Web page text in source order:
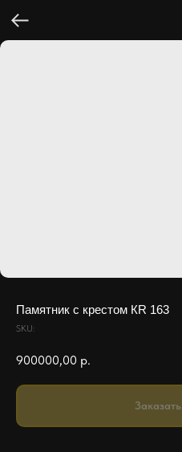
Памятник с крестом КR 163
SKU:
900000,00 р.
Заказать